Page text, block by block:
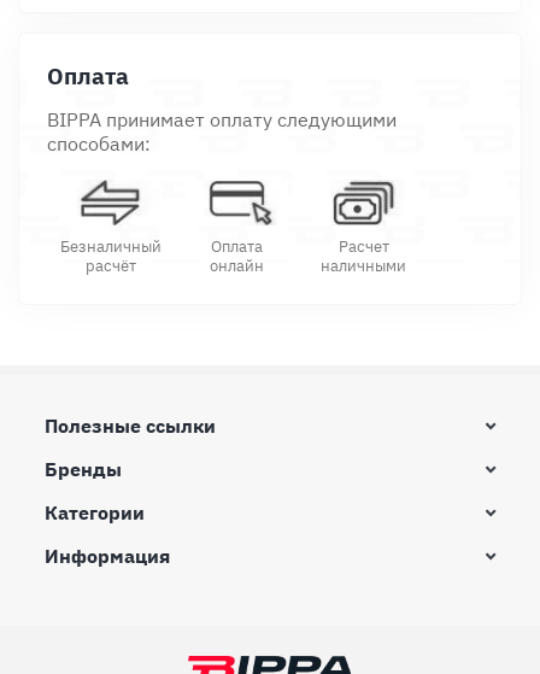
Оплата
BIPPA принимает оплату следующими
способами:
Безналичный
расчёт
Оплата
онлайн
Расчет
наличными
Полезные ссылки
Бренды
Категории
Информация